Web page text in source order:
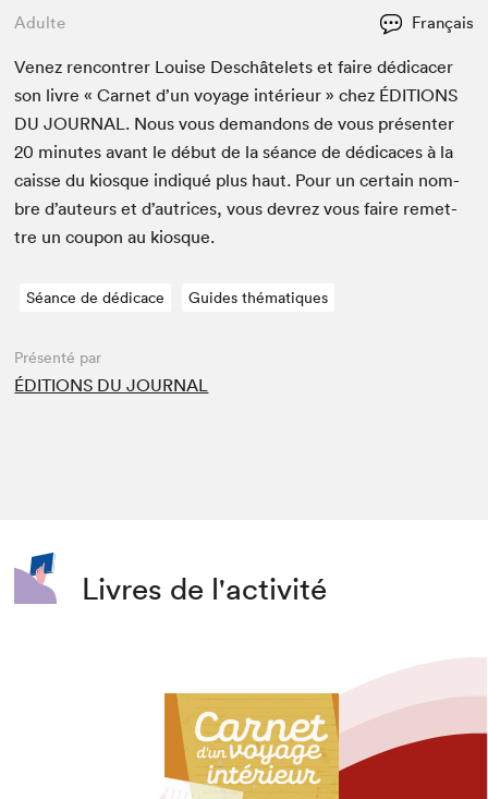
Adulte Français
Venez ren­con­tr­er Louise Deschâtelets et faire dédi­cac­er
son livre « Car­net d’un voy­age intérieur » chez ÉDI­TIONS
DU JOUR­NAL. Nous vous deman­dons de vous présen­ter
20 min­utes avant le début de la séance de dédi­caces à la
caisse du kiosque indiqué plus haut. Pour un cer­tain nom­
bre d’auteurs et d’autrices, vous devrez vous faire remet­
tre un coupon au kiosque.
Séance de dédicace Guides thématiques
Présenté par
ÉDITIONS DU JOURNAL
Livres de l'activité